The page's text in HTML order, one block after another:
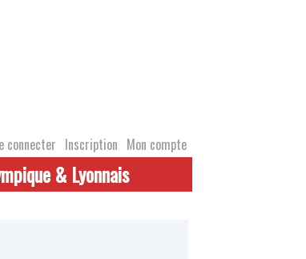
connecter Inscription Mon compte
& Lyonnais